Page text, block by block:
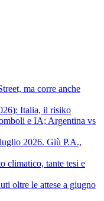
ma corre anche
Italia, il risiko
e IA; Argentina vs
2026. Giù P.A.,
climatico, tante tesi e
oltre le attese a giugno